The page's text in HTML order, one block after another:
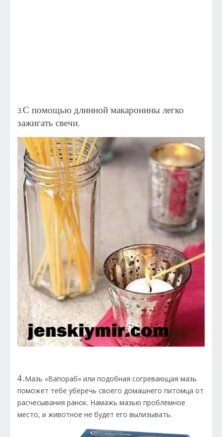
3.С помощью длинной макаронины легко
зажигать свечи.
4.Мазь «Вапораб» или подобная согревающая мазь
поможет тебе уберечь своего домашнего питомца от
расчесывания ранок. Намажь мазью проблемное
место, и животное не будет его вылизывать.